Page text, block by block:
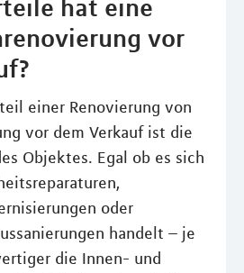
hat eine
vor
einer Renovierung von
vor dem Verkauf ist die
Objektes. Egal ob es sich
oder
handelt – je
die Innen- und